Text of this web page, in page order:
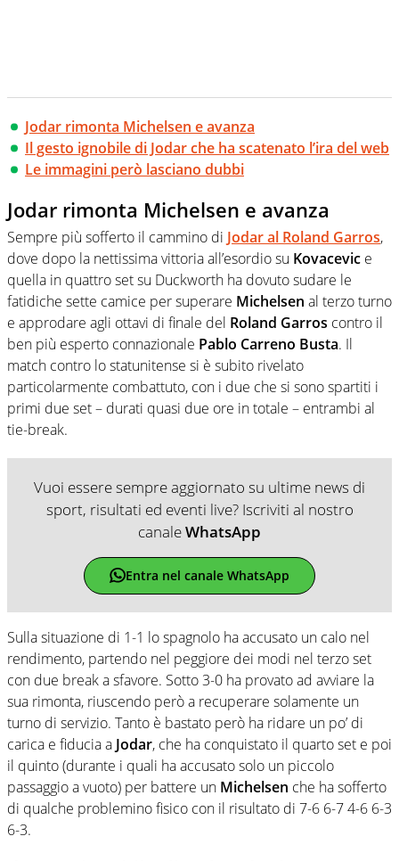
Jodar rimonta Michelsen e avanza
Il gesto ignobile di Jodar che ha scatenato l’ira del web
Le immagini però lasciano dubbi
Jodar rimonta Michelsen e avanza
Sempre più sofferto il cammino di Jodaral Roland Garros,
dove dopo la nettissima vittoria all’esordio su Kovacevic e
quella in quattro set su Duckworth ha dovuto sudare le
fatidiche sette camice per superare Michelsen al terzo turno
e approdare agli ottavi di finale del Roland Garros contro il
ben più esperto connazionale Pablo Carreno Busta. Il
match contro lo statunitense si è subito rivelato
particolarmente combattuto, con i due che si sono spartiti i
primi due set – durati quasi due ore in totale – entrambi al
tie-break.
Vuoi essere sempre aggiornato su ultime news di
sport, risultati ed eventi live? Iscriviti al nostro
canaleWhatsApp
Entra nel canale WhatsApp
Sulla situazione di 1-1 lo spagnolo ha accusato un calo nel
rendimento, partendo nel peggiore dei modi nel terzo set
con due break a sfavore. Sotto 3-0 ha provato ad avviare la
sua rimonta, riuscendo però a recuperare solamente un
turno di servizio. Tanto è bastato però ha ridare un po’ di
carica e fiducia a Jodar, che ha conquistato il quarto set e poi
il quinto (durante i quali ha accusato solo un piccolo
passaggio a vuoto) per battere un Michelsen che ha sofferto
di qualche problemino fisico con il risultato di 7-6 6-7 4-6 6-3
6-3.